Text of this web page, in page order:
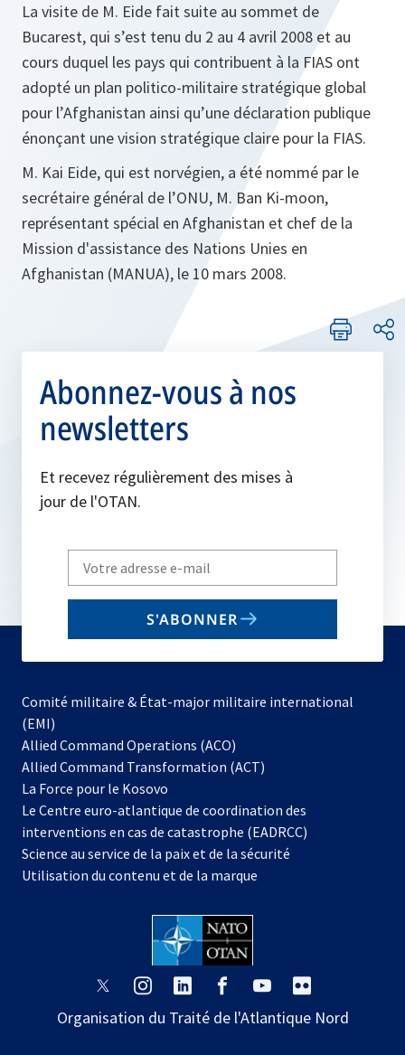
La visite de M. Eide fait suite au sommet de
Bucarest, qui s’est tenu du 2 au 4 avril 2008 et au
cours duquel les pays qui contribuent à la FIAS ont
adopté un plan politico-militaire stratégique global
pour l’Afghanistan ainsi qu’une déclaration publique
énonçant une vision stratégique claire pour la FIAS.
M. Kai Eide, qui est norvégien, a été nommé par le
secrétaire général de l’ONU, M. Ban Ki-moon,
représentant spécial en Afghanistan et chef de la
Mission d'assistance des Nations Unies en
Afghanistan (MANUA), le 10 mars 2008.
Abonnez-vous à nos
newsletters
Et recevez régulièrement des mises à
jour de l'OTAN.
Write
your
email
S'ABONNER
Comité militaire & État-major militaire international
(EMI)
Allied Command Operations (ACO)
dans
nouvel
onglet
Allied Command Transformation (ACT)
La Force pour le Kosovo
dans
un
nouvel
onglet
Le Centre euro-atlantique de coordination des
interventions en cas de catastrophe (EADRCC)
Science au service de la paix et de la sécurité
Utilisation du contenu et de la marque
s’ouvre
un
s’ouvre
un
s’ouvre
un
s’ouvre
un
s’ouvre
un
un
Organisation du Traité de l'Atlantique Nord